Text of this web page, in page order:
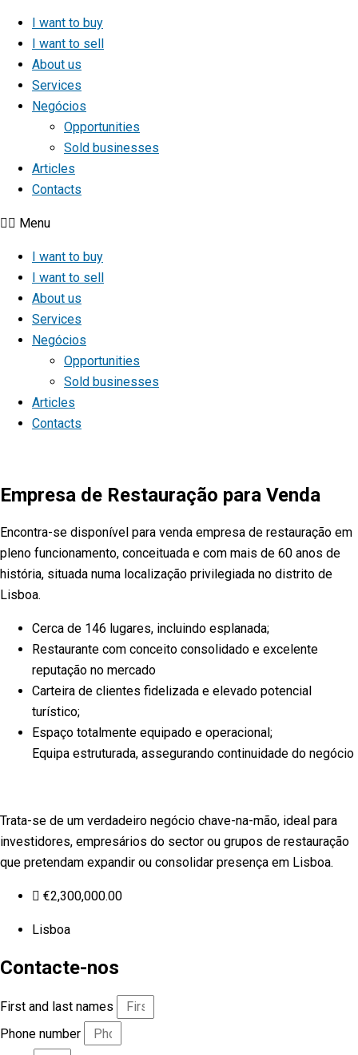
I want to buy
I want to sell
About us
Services
Negócios
Opportunities
Sold businesses
Articles
Contacts
Menu
I want to buy
I want to sell
About us
Services
Negócios
Opportunities
Sold businesses
Articles
Contacts
Empresa de Restauração para Venda
Encontra-se disponível para venda empresa de restauração em
pleno funcionamento, conceituada e com mais de 60 anos de
história, situada numa localização privilegiada no distrito de
Lisboa.
Cerca de 146 lugares, incluindo esplanada;
Restaurante com conceito consolidado e excelente
reputação no mercado
Carteira de clientes fidelizada e elevado potencial
turístico;
Espaço totalmente equipado e operacional;
Equipa estruturada, assegurando continuidade do negócio
Trata-se de um verdadeiro negócio chave-na-mão, ideal para
investidores, empresários do sector ou grupos de restauração
que pretendam expandir ou consolidar presença em Lisboa.
€2,300,000.00
Lisboa
Contacte-nos
First and last names
Phone number